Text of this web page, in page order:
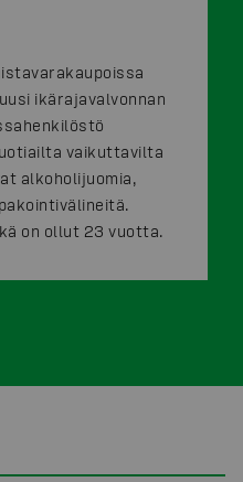
ikärajavalvonnan
vaikuttavilta
alkoholijuomia,
on ollut 23 vuotta.